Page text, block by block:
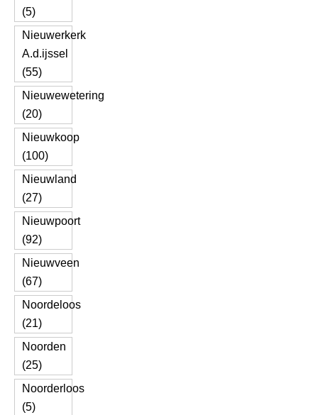
(5)
Nieuwerkerk
A.d.ijssel
(55)
Nieuwewetering
(20)
Nieuwkoop
(100)
Nieuwland
(27)
Nieuwpoort
(92)
Nieuwveen
(67)
Noordeloos
(21)
Noorden
(25)
Noorderloos
(5)